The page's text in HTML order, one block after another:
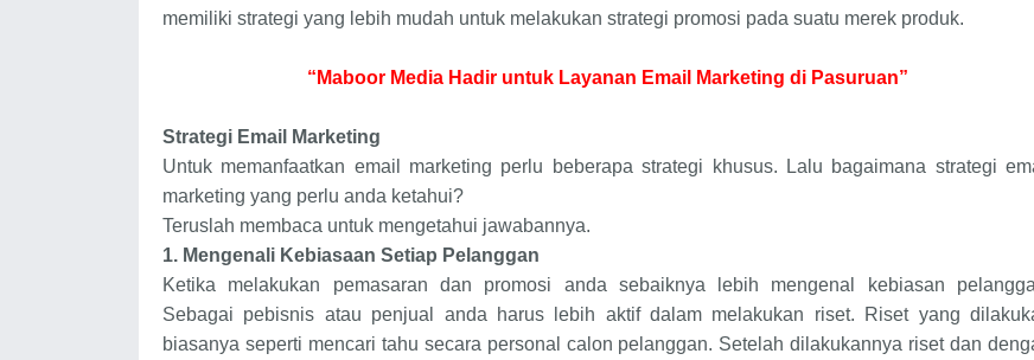
memiliki strategi yang lebih mudah untuk melakukan strategi promosi pada suatu merek produk.
“Maboor Media Hadir untuk Layanan Email Marketing di Pasuruan”
Strategi Email Marketing
Untuk memanfaatkan email marketing perlu beberapa strategi khusus. Lalu bagaimana strategi
marketing yang perlu anda ketahui?
Teruslah membaca untuk mengetahui jawabannya.
1. Mengenali Kebiasaan Setiap Pelanggan
Ketika melakukan pemasaran dan promosi anda sebaiknya lebih mengenal kebiasan
Sebagai pebisnis atau penjual anda harus lebih aktif dalam melakukan riset. Riset yang
biasanya seperti mencari tahu secara personal calon pelanggan. Setelah dilakukannya riset dan